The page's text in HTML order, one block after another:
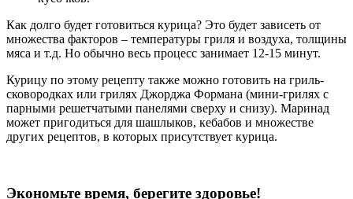
Как долго будет готовиться курица? Это будет зависеть от
множества факторов – температуры гриля и воздуха, толщины
мяса и т.д. Но обычно весь процесс занимает 12-15 минут.
Курицу по этому рецепту также можно готовить на гриль-
сковородках или грилях Джорджа Формана (мини-грилях с
парными решетчатыми панелями сверху и снизу). Маринад
может пригодиться для шашлыков, кебабов и множестве
других рецептов, в которых присутствует курица.
Экономьте время, берегите здоровье!